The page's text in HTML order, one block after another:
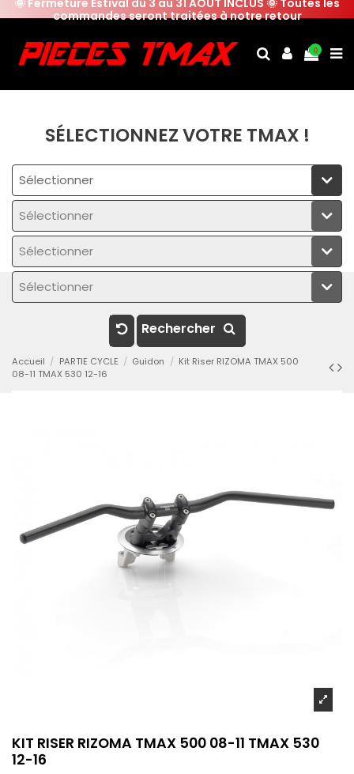
commandes seront traitées à notre retour
0
SÉLECTIONNEZ VOTRE TMAX !
Sélectionner
Sélectionner
Sélectionner
Sélectionner
Rechercher
Accueil PARTIE CYCLE Guidon
Kit Riser RIZOMA TMAX 500
08-11 TMAX 530 12-16
KIT RISER RIZOMA TMAX 500 08-11 TMAX 530
12-16